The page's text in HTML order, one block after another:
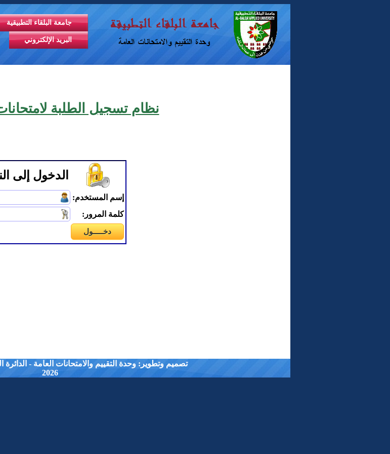
جامعة البلقاء التطبيقية
البريد الإلكتروني
نظام تسجيل الطلبة
الدخول إلى
إسم المستخدم:
كلمة المرور:
تصميم وتطوير: وحدة التقييم والامتحانات العامة - الدائرة
2026